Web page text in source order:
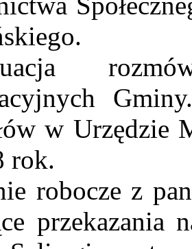
w Urzędzie
rok.
robocze z
przekazania